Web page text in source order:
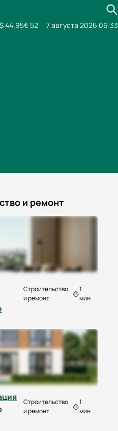
$ 44.95€ 52 7 августа 2026 06:33
и ремонт
Строительство
и ремонт
1
мин
Строительство
и ремонт
1
мин